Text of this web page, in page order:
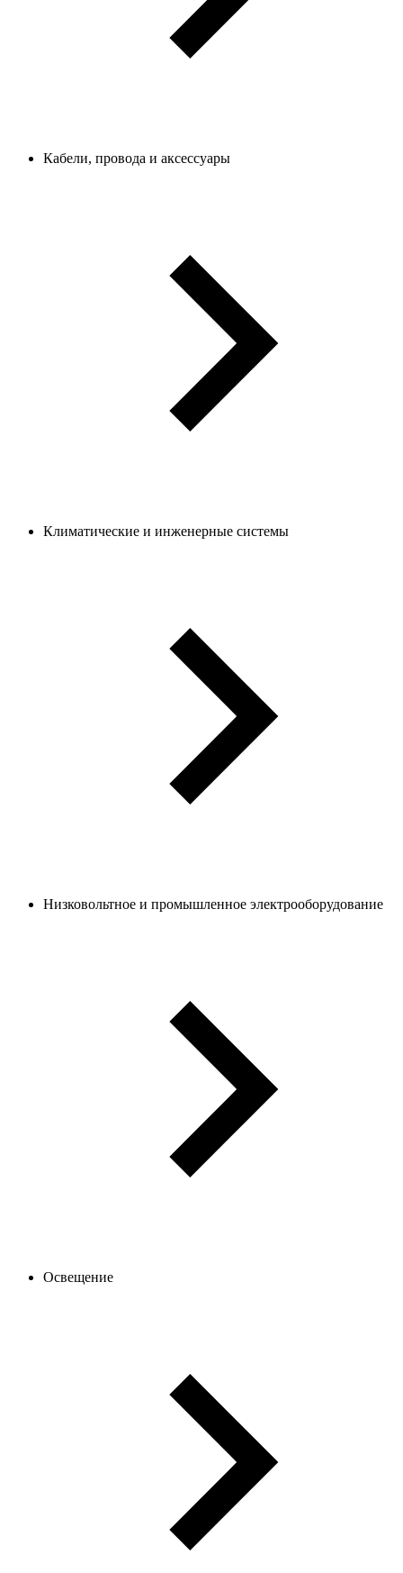
Кабели, провода и аксессуары
Климатические и инженерные системы
Низковольтное и промышленное электрооборудование
Освещение